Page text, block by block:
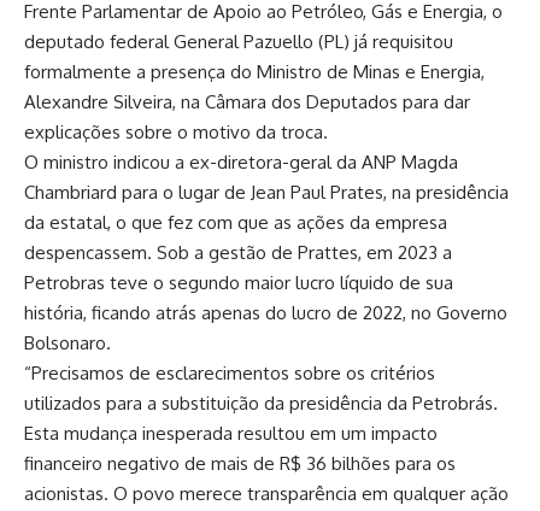
Frente Parlamentar de Apoio ao Petróleo, Gás e Energia, o
deputado federal General Pazuello (PL) já requisitou
formalmente a presença do Ministro de Minas e Energia,
Alexandre Silveira, na Câmara dos Deputados para dar
explicações sobre o motivo da troca.
O ministro indicou a ex-diretora-geral da ANP Magda
Chambriard para o lugar de Jean Paul Prates, na presidência
da estatal, o que fez com que as ações da empresa
despencassem. Sob a gestão de Prattes, em 2023 a
Petrobras teve o segundo maior lucro líquido de sua
história, ficando atrás apenas do lucro de 2022, no Governo
Bolsonaro.
“Precisamos de esclarecimentos sobre os critérios
utilizados para a substituição da presidência da Petrobrás.
Esta mudança inesperada resultou em um impacto
financeiro negativo de mais de R$ 36 bilhões para os
acionistas. O povo merece transparência em qualquer ação